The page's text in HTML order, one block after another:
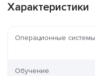
Характеристики
Операционные системы
Обучение